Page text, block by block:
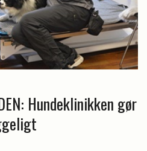
Hundeklinikken gør